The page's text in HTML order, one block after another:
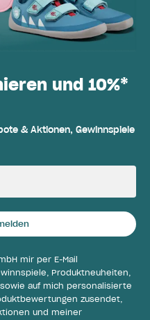
und 10%*
& Aktionen, Gewinnspiele
mir per E-Mail
Produktneuheiten,
auf mich personalisierte
zusendet,
und meiner